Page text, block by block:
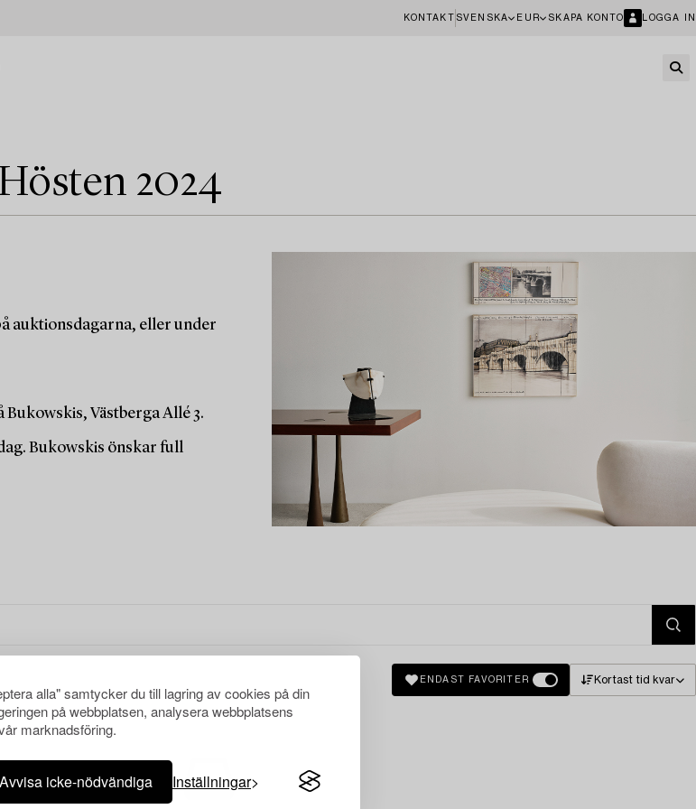
alla" samtycker du till lagring av cookies på din
på webbplatsen, analysera webbplatsens
marknadsföring.
Avvisa icke-nödvändiga Inställningar
KONTAKT SVENSKA EUR SKAPA KONTO LOGGA IN
2024
auktionsdagarna, eller under
Västberga Allé 3.
Bukowskis önskar full
ENDAST FAVORITER Kortast tid kvar